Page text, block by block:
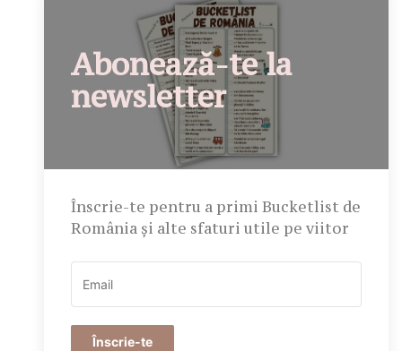
Abonează-te la
newsletter
Înscrie-te pentru a primi Bucketlist de
România și alte sfaturi utile pe viitor
Înscrie-te